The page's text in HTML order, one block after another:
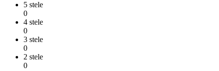
5 stele
0
4 stele
0
3 stele
0
2 stele
0